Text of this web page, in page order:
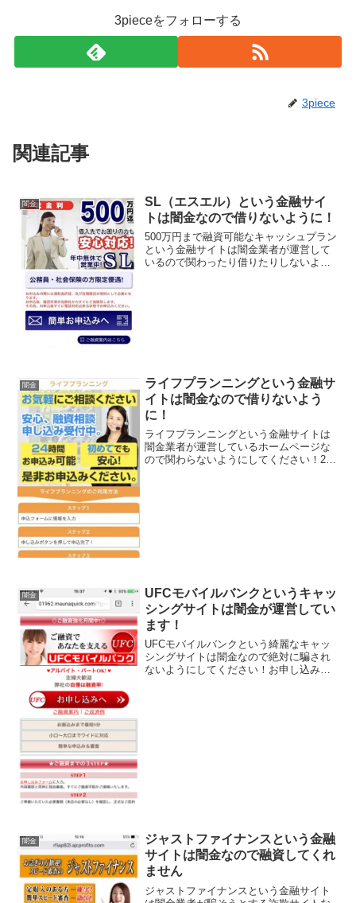
3pieceをフォローする
3piece
関連記事
闇金
SL（エスエル）という金融サイ
トは闇金なので借りないように！
500万円まで融資可能なキャッシュプラン
という金融サイトは闇金業者が運営して
いるので関わったり借りたりしないよう
闇金
ライフプランニングという金融サ
イトは闇金なので借りないよう
に！
ライフプランニングという金融サイトは
闇金業者が運営しているホームページな
ので関わらないようにしてください！24
闇金
UFCモバイルバンクというキャッ
シングサイトは闇金が運営してい
ます！
UFCモバイルバンクという綺麗なキャッ
シングサイトは闇金なので絶対に騙され
ないようにしてください！お申し込みま
闇金
ジャストファイナンスという金融
サイトは闇金なので融資してくれ
ません
ジャストファイナンスという金融サイト